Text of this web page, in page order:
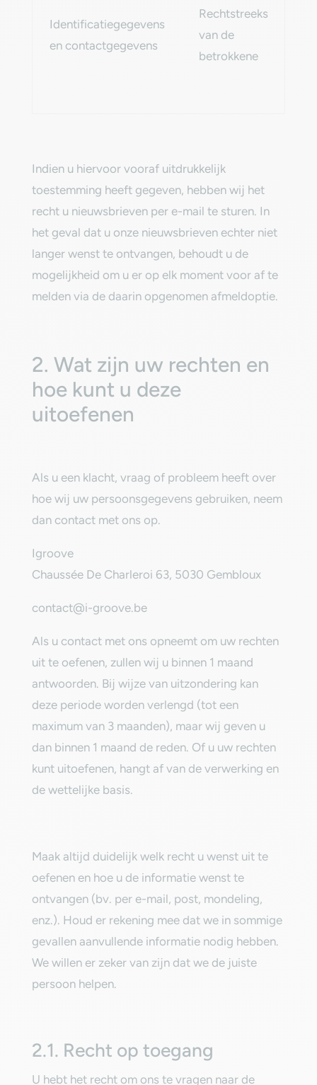
Identificatiegegevens
en contactgegevens‎
Rechtstreeks
van de
betrokkene‎
‎Indien u hiervoor vooraf uitdrukkelijk
toestemming heeft gegeven, hebben wij het
recht u nieuwsbrieven per e-mail te sturen. In
het geval dat u onze nieuwsbrieven echter niet
langer wenst te ontvangen, behoudt u de
mogelijkheid om u er op elk moment voor af te
melden via de daarin opgenomen afmeldoptie.‎
‎2. Wat zijn uw rechten en
hoe kunt u deze
uitoefenen‎
‎Als u een klacht, vraag of probleem heeft over
hoe wij uw persoonsgegevens gebruiken, neem
dan contact met ons op.‎
Igroove
Chaussée De Charleroi 63, 5030 Gembloux
contact@i-groove.be
‎Als u contact met ons opneemt om uw rechten
uit te oefenen, zullen wij u binnen 1 maand
antwoorden. Bij wijze van uitzondering kan
deze periode worden verlengd (tot een
maximum van 3 maanden), maar wij geven u
dan binnen 1 maand de reden. Of u uw rechten
kunt uitoefenen, hangt af van de verwerking en
de wettelijke basis.‎
‎Maak altijd duidelijk welk recht u wenst uit te
oefenen en hoe u de informatie wenst te
ontvangen (bv. per e-mail, post, mondeling,
enz.). Houd er rekening mee dat we in sommige
gevallen aanvullende informatie nodig hebben.
We willen er zeker van zijn dat we de juiste
persoon helpen.‎
‎2.1. Recht op toegang‎
‎U hebt het recht om ons te vragen naar de